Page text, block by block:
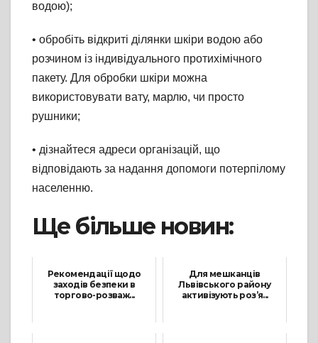
водою);
• обробіть відкриті ділянки шкіри водою або
розчином із індивідуального протихімічного
пакету. Для обробки шкіри можна
використовувати вату, марлю, чи просто
рушники;
• дізнайтеся адреси організацій, що
відповідають за надання допомоги потерпілому
населенню.
Ще більше новин:
Рекомендації щодо
заходів безпеки в
торгово-розваж...
Для мешканців
Львівського району
активізують роз’я...